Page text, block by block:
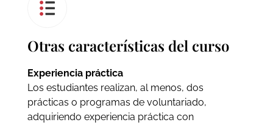
Otras características del curso
Experiencia práctica
Los estudiantes realizan, al menos, dos
prácticas o programas de voluntariado,
adquiriendo experiencia práctica con